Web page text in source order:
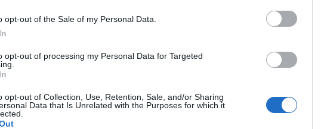
opt-out of the Sale of my Personal Data.
opt-out of processing my Personal Data for Targeted
opt-out of Collection, Use, Retention, Sale, and/or Sharing
Data that Is Unrelated with the Purposes for which it
3600 zł miesięcznie zamiast 800+. Nowa propozycja dla
2026 19:29
podniesie próg 500 plus dla seniorów. Policzyliśmy, ile może
wypłata przy emeryturze od 2200 do 2700 zł
2026 19:14